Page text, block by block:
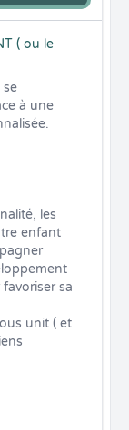
( ou le
se
à une
les
enfant
sa
unit ( et